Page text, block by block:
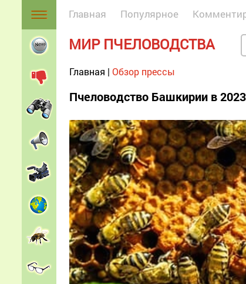
Главная Популярное
МИР ПЧЕЛОВОДСТВА
Главная | Обзор прессы
Пчеловодство Башкирии в